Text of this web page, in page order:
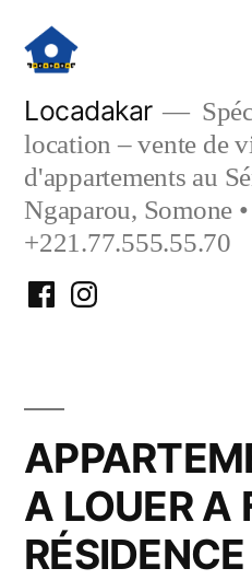
contenu
Locadakar
location – vente de
d'appartements au
Ngaparou, Somone
+221.77.555.55.70
FacebookInstagram
A LOUER A
RÉSIDENCE